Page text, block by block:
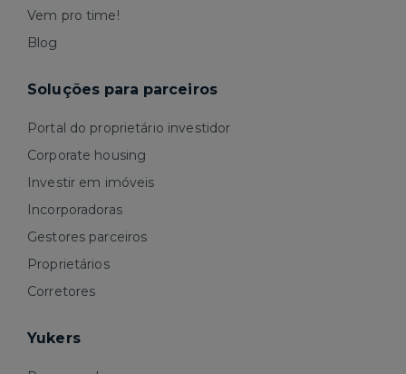
Vem pro time!
Blog
Soluções para parceiros
Portal do proprietário investidor
Corporate housing
Investir em imóveis
Incorporadoras
Gestores parceiros
Proprietários
Corretores
Yukers